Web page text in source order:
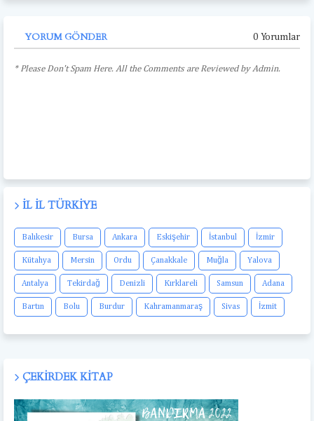
YORUM GÖNDER 0 Yorumlar
* Please Don't Spam Here. All the Comments are Reviewed by Admin.
İL İL TÜRKIYE
Balıkesir Bursa Ankara Eskişehir İstanbul İzmir
Kütahya Mersin Ordu Çanakkale Muğla Yalova
Antalya Tekirdağ Denizli Kırklareli Samsun Adana
Bartın Bolu Burdur Kahramanmaraş Sivas İzmit
ÇEKIRDEK KITAP